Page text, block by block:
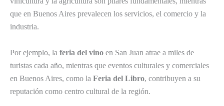
que en Buenos Aires prevalecen los servicios, el comercio y la
industria.
Por ejemplo, la feria del vino en San Juan atrae a miles de
turistas cada año, mientras que eventos culturales y comerciales
en Buenos Aires, como la Feria del Libro, contribuyen a su
reputación como centro cultural de la región.